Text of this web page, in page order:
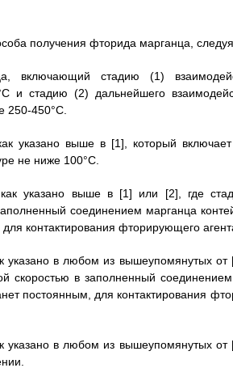
получения фторида марганца, следуя
включающий стадию (1)
и стадию (2) дальнейшего
250-450°С.
указано выше в [1], который
не ниже 100°С.
указано выше в [1] или [2], где
соединением марганца
контактирования фторирующего
указано в любом из вышеупомянутых от
скоростью в заполненный
постоянным, для контактирования
указано в любом из вышеупомянутых от